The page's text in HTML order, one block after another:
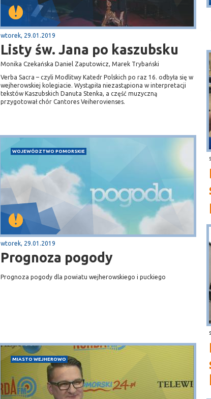
wtorek, 29.01.2019
Listy św. Jana po kaszubsku
Monika Czekańska Daniel Zaputowicz, Marek Trybański
Verba Sacra – czyli Modlitwy Katedr Polskich po raz 16. odbyła się w
wejherowskiej kolegiacie. Wystąpiła niezastąpiona w interpretacji
tekstów Kaszubskich Danuta Stenka, a część muzyczną
przygotował chór Cantores Veiherovienses.
WOJEWÓDZTWO POMORSKIE
wtorek, 29.01.2019
Prognoza pogody
Prognoza pogody dla powiatu wejherowskiego i puckiego
MIASTO WEJHEROWO